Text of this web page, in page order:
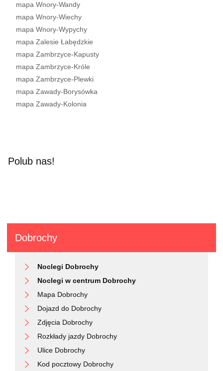
mapa Wnory-Wandy
mapa Wnory-Wiechy
mapa Wnory-Wypychy
mapa Zalesie Łabędzkie
mapa Zambrzyce-Kapusty
mapa Zambrzyce-Króle
mapa Zambrzyce-Plewki
mapa Zawady-Borysówka
mapa Zawady-Kolonia
Polub nas!
Dobrochy
Noclegi Dobrochy
Noclegi w centrum Dobrochy
Mapa Dobrochy
Dojazd do Dobrochy
Zdjęcia Dobrochy
Rozkłady jazdy Dobrochy
Ulice Dobrochy
Kod pocztowy Dobrochy